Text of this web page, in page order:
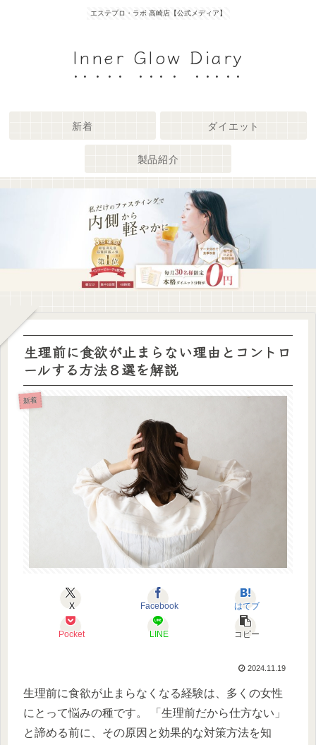
エステプロ・ラボ 高崎店【公式メディア】
Inner Glow Diary
新着 ダイエット
製品紹介
生理前に食欲が止まらない理由とコントロ
ールする方法８選を解説
新着
X Facebook はてブ
Pocket LINE コピー
2024.11.19
生理前に食欲が止まらなくなる経験は、多くの女性
にとって悩みの種です。 「生理前だから仕方ない」
と諦める前に、その原因と効果的な対策方法を知